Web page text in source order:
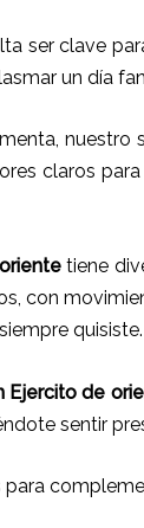
ser clave
un día
nuestro
claros
tiene
con
quisiste.
Ejercito de
sentir